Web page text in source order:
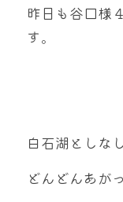
昨日も谷口様
す。
白石湖としなし
どんどんあが